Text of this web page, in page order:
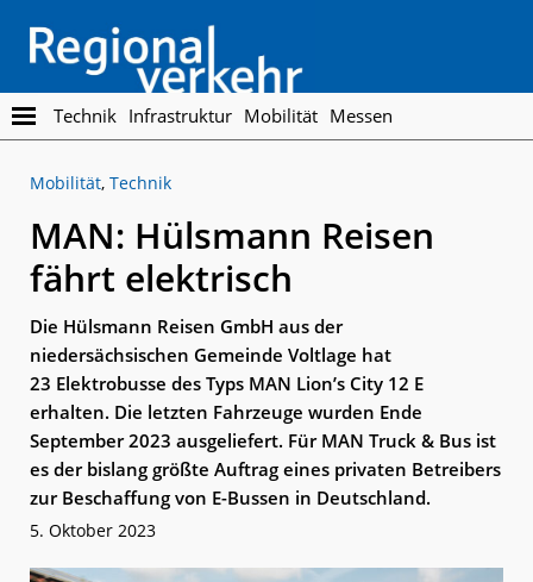
main
content
footer
Regionalverkehr
Die
Fachzeitschrift
den
Personennahverkehr
Technik Infrastruktur Mobilität Messen
Mobilität, Technik
MAN: Hülsmann Reisen
fährt elektrisch
Die Hülsmann Reisen GmbH aus der
niedersächsischen Gemeinde Voltlage hat
23 Elektrobusse des Typs MAN Lion’s City 12 E
erhalten. Die letzten Fahrzeuge wurden Ende
September 2023 ausgeliefert. Für MAN Truck & Bus ist
es der bislang größte Auftrag eines privaten Betreibers
zur Beschaffung von E-Bussen in Deutschland.
5. Oktober 2023